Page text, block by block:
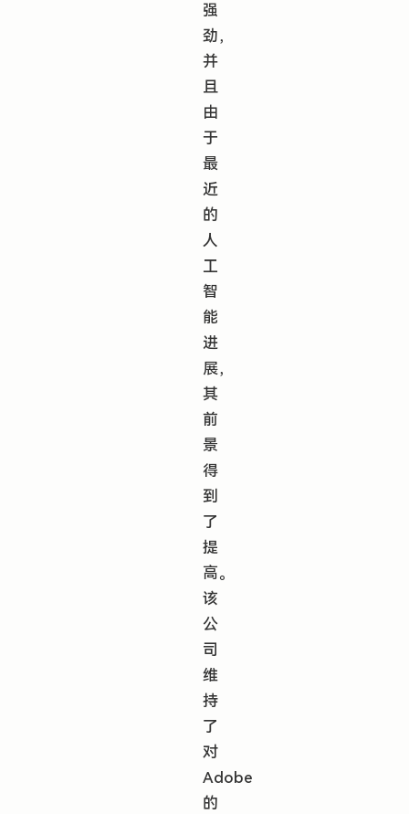
强
劲，
并
且
由
于
最
近
的
人
工
智
能
进
展，
其
前
景
得
到
了
提
高。
该
公
司
维
持
了
对
Adobe
的